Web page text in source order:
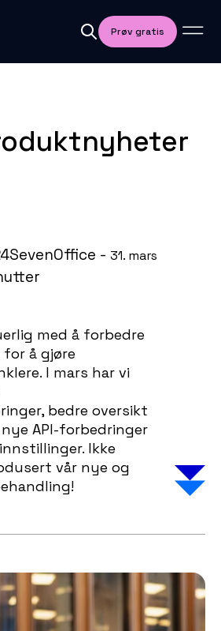
Prøv gratis
- 31. mars
med å forbedre
å gjøre
I mars har vi
bedre oversikt
API-forbedringer
Ikke
vår nye og